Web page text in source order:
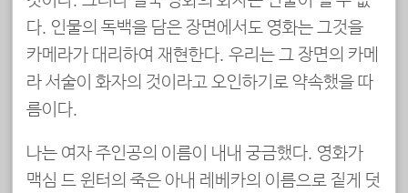
다. 인물의 독백을 담은 장면에서도 영화는 그것을
카메라가 대리하여 재현한다. 우리는 그 장면의 카메
라 서술이 화자의 것이라고 오인하기로 약속했을 따
름이다.
나는 여자 주인공의 이름이 내내 궁금했다. 영화가
맥심 드 윈터의 죽은 아내 레베카의 이름으로 짙게 덧